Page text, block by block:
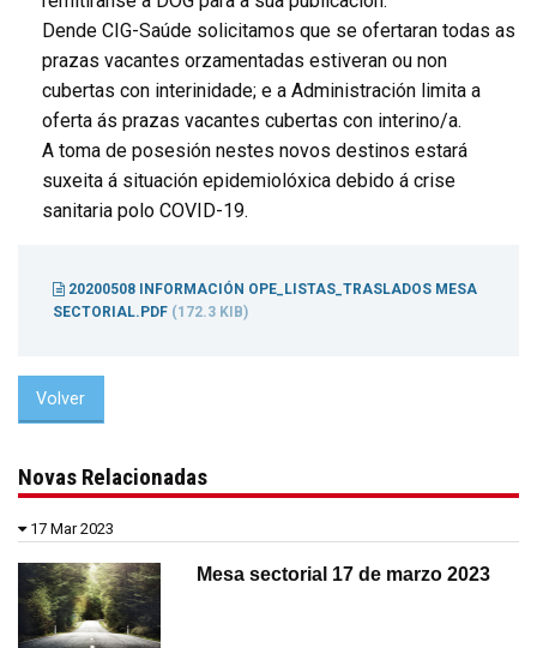
Dende CIG-Saúde solicitamos que se ofertaran todas as
prazas vacantes orzamentadas estiveran ou non
cubertas con interinidade; e a Administración limita a
oferta ás prazas vacantes cubertas con interino/a.
A toma de posesión nestes novos destinos estará
suxeita á situación epidemiolóxica debido á crise
sanitaria polo COVID-19.
20200508 INFORMACIÓN OPE_LISTAS_TRASLADOS MESA
SECTORIAL.PDF (172.3 KIB)
Volver
Novas Relacionadas
17 Mar 2023
Mesa sectorial 17 de marzo 2023